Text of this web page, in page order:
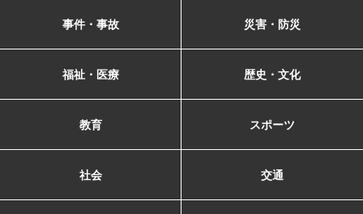
事件・事故 災害・防災
福祉・医療 歴史・文化
教育 スポーツ
社会 交通